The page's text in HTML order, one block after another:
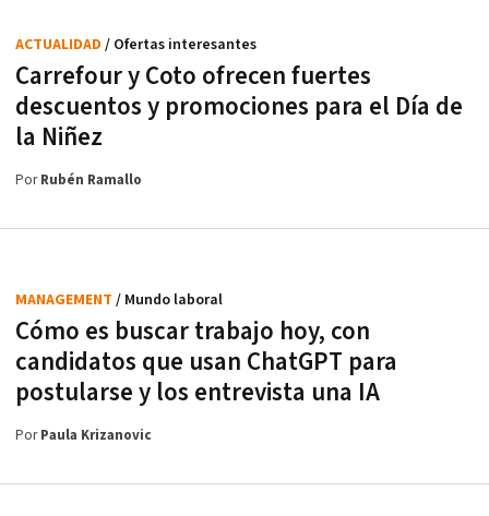
Carrefour y Coto ofrecen fuertes
descuentos y promociones para el Día de
la Niñez
ACTUALIDAD / Ofertas interesantes
PorRubén Ramallo
Cómo es buscar trabajo hoy, con
candidatos que usan ChatGPT para
postularse y los entrevista una IA
MANAGEMENT / Mundo laboral
PorPaula Krizanovic